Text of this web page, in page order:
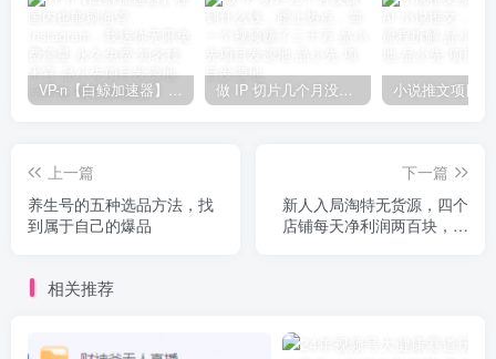
VP-n【白鲸加速器】在国内也能刷油管、Instagram，我送你无限免费流量 永久免费-知名技术官-品小先项目发源地 做 IP 切片几个月没赚到什么钱，蹭上热点，靠一个视频赚了二十万-品小先项目发源地
上一篇
养生号的五种选品方法，找
到属于自己的爆品
下一篇
新人入局淘特无货源，四个
店铺每天净利润两百块，分
相关推荐